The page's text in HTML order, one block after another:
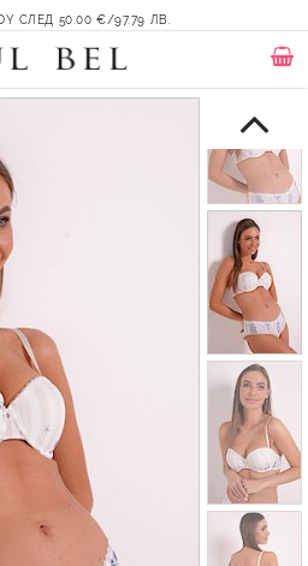
СЛЕД 50.00 €/97.79 ЛВ.